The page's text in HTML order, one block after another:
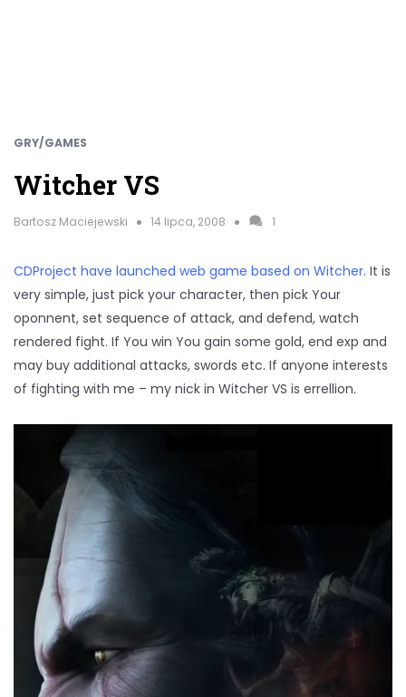
GRY/GAMES
Witcher VS
Bartosz Maciejewski 14 lipca, 2008 1
CDProject have launched web game based on Witcher. It is
very simple, just pick your character, then pick Your
oponnent, set sequence of attack, and defend, watch
rendered fight. If You win You gain some gold, end exp and
may buy additional attacks, swords etc. If anyone interests
of fighting with me – my nick in Witcher VS is errellion.